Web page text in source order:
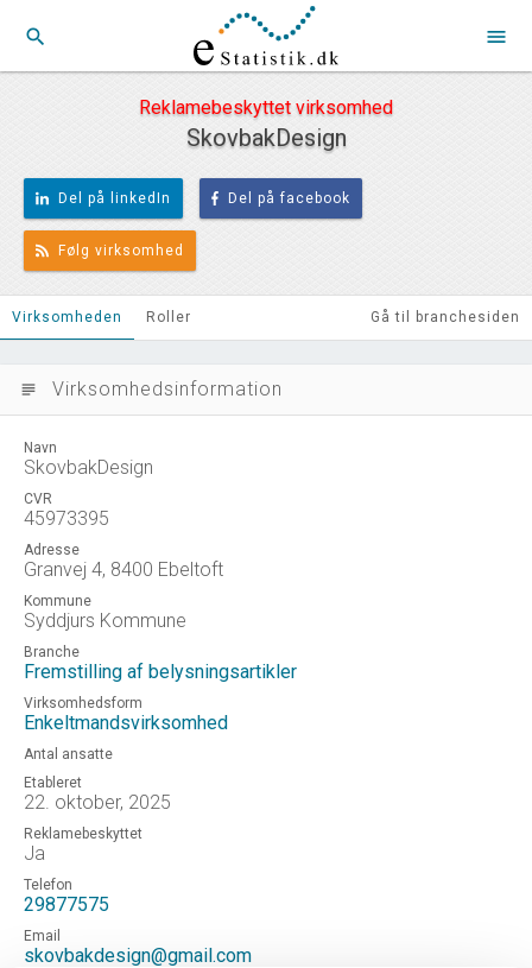
search menu
Reklamebeskyttet virksomhed
SkovbakDesign
Del på linkedIn Del på facebook
Følg virksomhed
Virksomheden Roller Gå til branchesiden
subject Virksomhedsinformation
Navn
SkovbakDesign
CVR
45973395
Adresse
Granvej 4, 8400 Ebeltoft
Kommune
Syddjurs Kommune
Branche
Fremstilling af belysningsartikler
Virksomhedsform
Enkeltmandsvirksomhed
Antal ansatte
Etableret
22. oktober, 2025
Reklamebeskyttet
Ja
Telefon
29877575
Email
skovbakdesign@gmail.com